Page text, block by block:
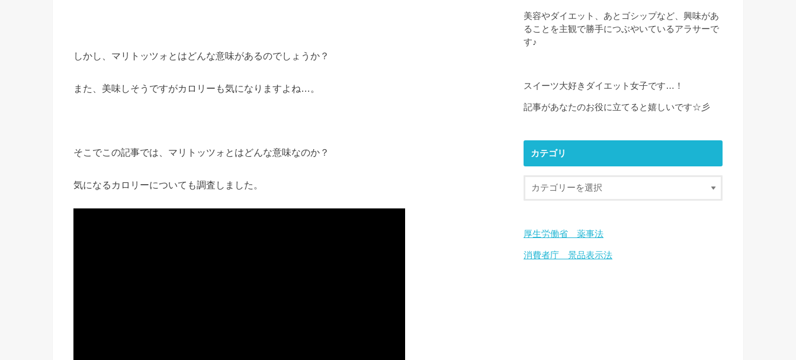
しかし、マリトッツォとはどんな意味があるのでしょうか？
また、美味しそうですがカロリーも気になりますよね…。
そこでこの記事では、マリトッツォとはどんな意味なのか？
気になるカロリーについても調査しました。
美容やダイエット、あとゴシップなど、興味があ
ることを主観で勝手につぶやいているアラサーで
す♪
スイーツ大好きダイエット女子です…！
記事があなたのお役に立てると嬉しいです☆彡
カテゴリ
厚生労働省 薬事法
消費者庁 景品表示法